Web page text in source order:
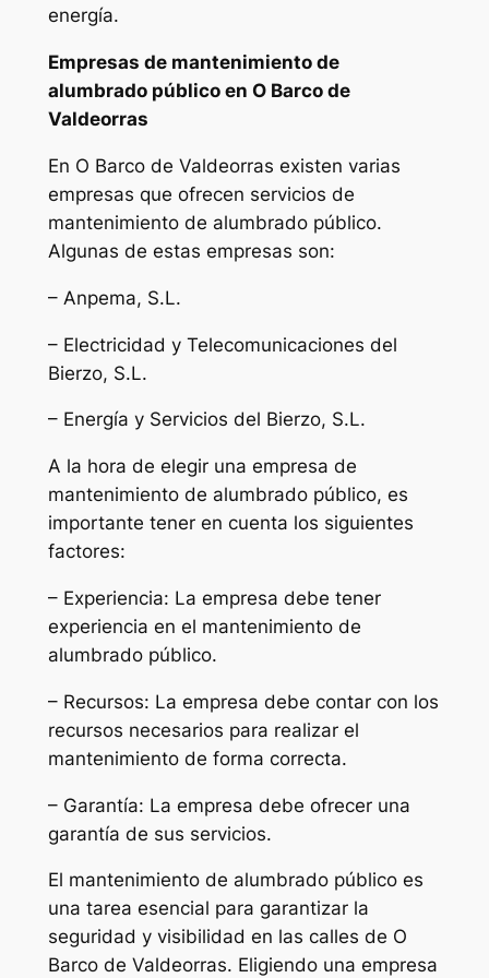
energía.
Empresas de mantenimiento de
alumbrado público en O Barco de
Valdeorras
En O Barco de Valdeorras existen varias
empresas que ofrecen servicios de
mantenimiento de alumbrado público.
Algunas de estas empresas son:
– Anpema, S.L.
– Electricidad y Telecomunicaciones del
Bierzo, S.L.
– Energía y Servicios del Bierzo, S.L.
A la hora de elegir una empresa de
mantenimiento de alumbrado público, es
importante tener en cuenta los siguientes
factores:
– Experiencia: La empresa debe tener
experiencia en el mantenimiento de
alumbrado público.
– Recursos: La empresa debe contar con los
recursos necesarios para realizar el
mantenimiento de forma correcta.
– Garantía: La empresa debe ofrecer una
garantía de sus servicios.
El mantenimiento de alumbrado público es
una tarea esencial para garantizar la
seguridad y visibilidad en las calles de O
Barco de Valdeorras. Eligiendo una empresa